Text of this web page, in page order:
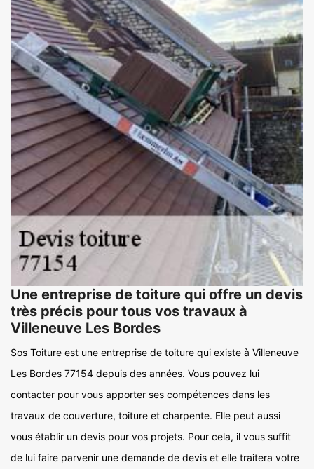
Une entreprise de toiture qui offre un devis
très précis pour tous vos travaux à
Villeneuve Les Bordes
Sos Toiture est une entreprise de toiture qui existe à Villeneuve
Les Bordes 77154 depuis des années. Vous pouvez lui
contacter pour vous apporter ses compétences dans les
travaux de couverture, toiture et charpente. Elle peut aussi
vous établir un devis pour vos projets. Pour cela, il vous suffit
de lui faire parvenir une demande de devis et elle traitera votre